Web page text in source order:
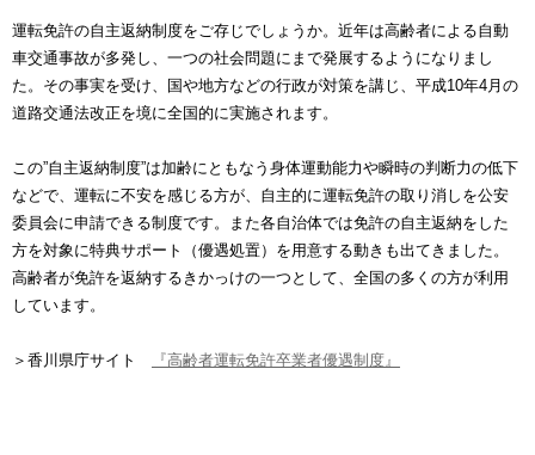
運転免許の自主返納制度をご存じでしょうか。近年は高齢者による自動
車交通事故が多発し、一つの社会問題にまで発展するようになりまし
た。その事実を受け、国や地方などの行政が対策を講じ、平成10年4月の
道路交通法改正を境に全国的に実施されます。
この”自主返納制度”は加齢にともなう身体運動能力や瞬時の判断力の低下
などで、運転に不安を感じる方が、自主的に運転免許の取り消しを公安
委員会に申請できる制度です。また各自治体では免許の自主返納をした
方を対象に特典サポート（優遇処置）を用意する動きも出てきました。
高齢者が免許を返納するきかっけの一つとして、全国の多くの方が利用
しています。
＞香川県庁サイト 『高齢者運転免許卒業者優遇制度』